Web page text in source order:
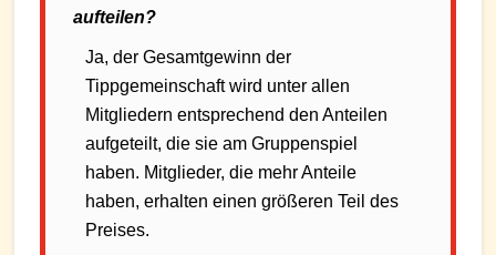
aufteilen?
Ja, der Gesamtgewinn der
Tippgemeinschaft wird unter allen
Mitgliedern entsprechend den Anteilen
aufgeteilt, die sie am Gruppenspiel
haben. Mitglieder, die mehr Anteile
haben, erhalten einen größeren Teil des
Preises.